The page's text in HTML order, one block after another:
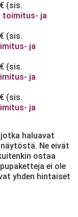
(sis.
toimitus- ja
(sis.
ja
(sis.
ja
(sis.
ja
haluavat
Ne eivät
ostaa
ei ole
yhden hintaiset